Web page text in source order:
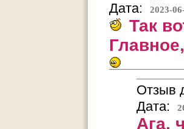
Дата:
2023-
Так
Отзыв
Дата:
Ага,